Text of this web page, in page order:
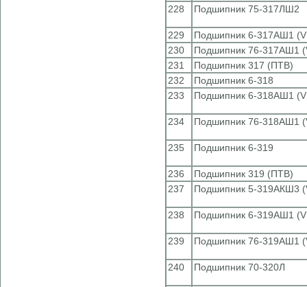
228
Подшипник 75-317ЛШ2
229
Подшипник 6-317АШ1
230
Подшипник 76-317АШ1
231
Подшипник 317 (ПТВ)
232
Подшипник 6-318
233
Подшипник 6-318АШ1
234 Подшипник 76-318АШ1
235 Подшипник 6-319
236
Подшипник 319 (ПТВ)
237
Подшипник 5-319АКШ3
238 Подшипник 6-319АШ1
239 Подшипник 76-319АШ1
240 Подшипник 70-320Л